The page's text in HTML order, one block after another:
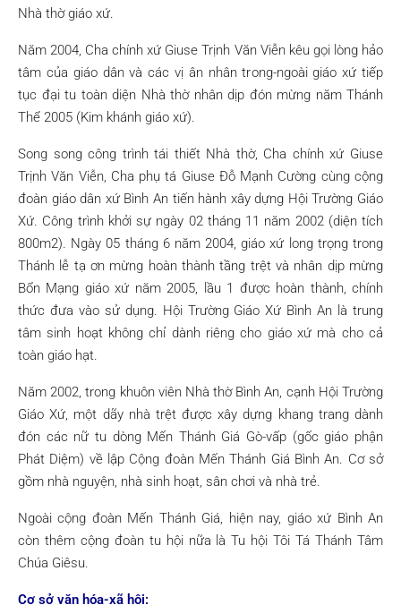
Nhà thờ giáo xứ.
Năm 2004, Cha chính xứ Giuse Trịnh Văn Viễn kêu gọi lòng hảo
tâm của giáo dân và các vị ân nhân trong-ngoài giáo xứ tiếp
tục đại tu toàn diện Nhà thờ nhân dịp đón mừng năm Thánh
Thể 2005 (Kim khánh giáo xứ).
Song song công trình tái thiết Nhà thờ, Cha chính xứ Giuse
Trịnh Văn Viễn, Cha phụ tá Giuse Đỗ Mạnh Cường cùng cộng
đoàn giáo dân xứ Bình An tiến hành xây dựng Hội Trường Giáo
Xứ. Công trình khởi sự ngày 02 tháng 11 năm 2002 (diện tích
800m2). Ngày 05 tháng 6 năm 2004, giáo xứ long trọng trong
Thánh lễ tạ ơn mừng hoàn thành tầng trệt và nhân dịp mừng
Bổn Mạng giáo xứ năm 2005, lầu 1 được hoàn thành, chính
thức đưa vào sử dụng. Hội Trường Giáo Xứ Bình An là trung
tâm sinh hoạt không chỉ dành riêng cho giáo xứ mà cho cả
toàn giáo hạt.
Năm 2002, trong khuôn viên Nhà thờ Bình An, cạnh Hội Trường
Giáo Xứ, một dãy nhà trệt được xây dựng khang trang dành
đón các nữ tu dòng Mến Thánh Giá Gò-vấp (gốc giáo phận
Phát Diệm) về lập Cộng đoàn Mến Thánh Giá Bình An. Cơ sở
gồm nhà nguyện, nhà sinh hoạt, sân chơi và nhà trẻ.
Ngoài cộng đoàn Mến Thánh Giá, hiện nay, giáo xứ Bình An
còn thêm cộng đoàn tu hội nữa là Tu hội Tôi Tá Thánh Tâm
Chúa Giêsu.
Cơ sở văn hóa-xã hội: